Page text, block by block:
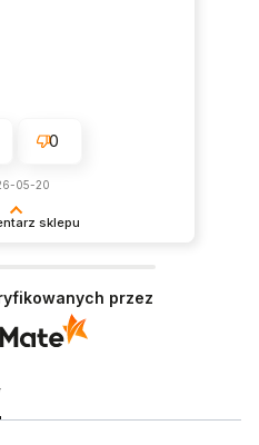
sklepu
0
05-20
przez